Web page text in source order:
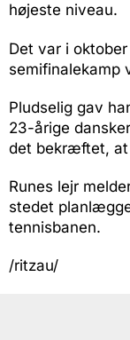
højeste niveau.
Det var i
semifinalekamp
Pludselig gav
23-årige
det bekræftet, at
Runes lejr
stedet
tennisbanen.
/ritzau/